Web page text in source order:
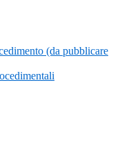
(da pubblicare